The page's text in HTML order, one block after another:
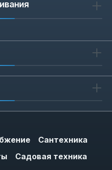
Сантехника
Садовая техника